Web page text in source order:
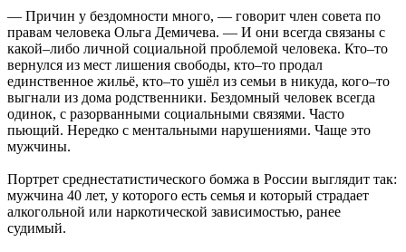
— Причин у бездомности много, — говорит член совета по
правам человека Ольга Демичева. — И они всегда связаны с
какой–либо личной социальной проблемой человека. Кто–то
вернулся из мест лишения свободы, кто–то продал
единственное жильё, кто–то ушёл из семьи в никуда, кого–то
выгнали из дома родственники. Бездомный человек всегда
одинок, с разорванными социальными связями. Часто
пьющий. Нередко с ментальными нарушениями. Чаще это
мужчины.
Портрет среднестатистического бомжа в России выглядит так:
мужчина 40 лет, у которого есть семья и который страдает
алкогольной или наркотической зависимостью, ранее
судимый.